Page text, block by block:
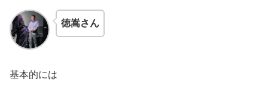
徳嵩さん
基本的には